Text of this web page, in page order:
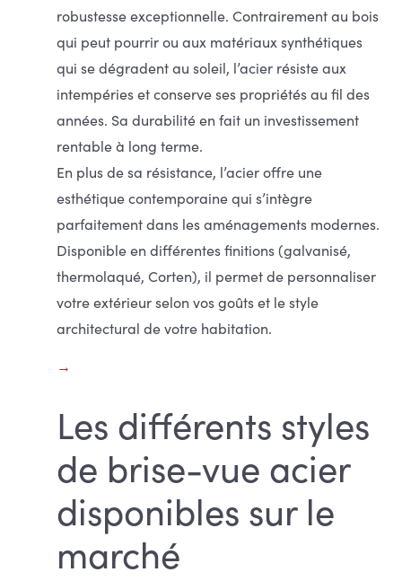
robustesse exceptionnelle. Contrairement au bois
qui peut pourrir ou aux matériaux synthétiques
qui se dégradent au soleil, l’acier résiste aux
intempéries et conserve ses propriétés au fil des
années. Sa durabilité en fait un investissement
rentable à long terme.
En plus de sa résistance, l’acier offre une
esthétique contemporaine qui s’intègre
parfaitement dans les aménagements modernes.
Disponible en différentes finitions (galvanisé,
thermolaqué, Corten), il permet de personnaliser
votre extérieur selon vos goûts et le style
architectural de votre habitation.
Les différents styles
de brise-vue acier
disponibles sur le
marché